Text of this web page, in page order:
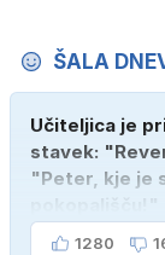
ŠALA
Učiteljica je
stavek:
"Peter, kje je
1280